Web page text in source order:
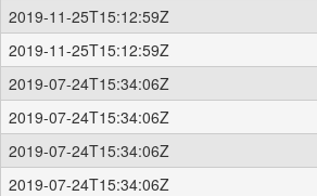
2019-11-25T15:12:59Z
2019-11-25T15:12:59Z
2019-07-24T15:34:06Z
2019-07-24T15:34:06Z
2019-07-24T15:34:06Z
2019-07-24T15:34:06Z